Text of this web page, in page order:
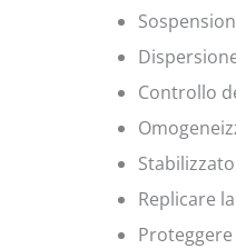
Controllo
Replicare